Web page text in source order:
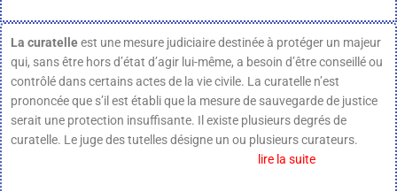
La curatelleest une mesure judiciaire destinée à protéger un majeur
qui, sans être hors d’état d’agir lui-même, a besoin d’être conseillé ou
contrôlé dans certains actes de la vie civile. La curatelle n’est
prononcée que s’il est établi que la mesure de sauvegarde de justice
serait une protection insuffisante. Il existe plusieurs degrés de
curatelle. Le juge des tutelles désigne un ou plusieurs curateurs.
lire la suite